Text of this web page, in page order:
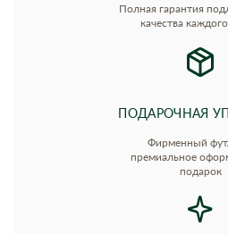
Полная гарантия
качества
ПОДАРОЧНАЯ
Фирменный
премиальное
подарок